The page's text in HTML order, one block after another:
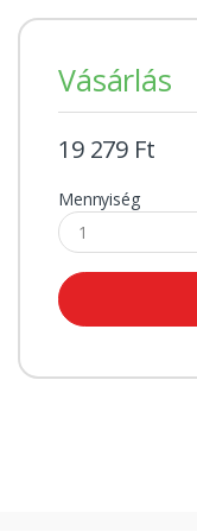
Vásárlás
19 279 Ft
Mennyiség